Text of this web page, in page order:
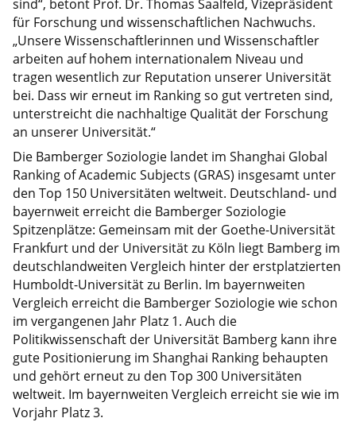
sind“, betont Prof. Dr. Thomas Saalfeld, Vizepräsident
für Forschung und wissenschaftlichen Nachwuchs.
„Unsere Wissenschaftlerinnen und Wissenschaftler
arbeiten auf hohem internationalem Niveau und
tragen wesentlich zur Reputation unserer Universität
bei. Dass wir erneut im Ranking so gut vertreten sind,
unterstreicht die nachhaltige Qualität der Forschung
an unserer Universität.“
Die Bamberger Soziologie landet im Shanghai Global
Ranking of Academic Subjects (GRAS) insgesamt unter
den Top 150 Universitäten weltweit. Deutschland- und
bayernweit erreicht die Bamberger Soziologie
Spitzenplätze: Gemeinsam mit der Goethe-Universität
Frankfurt und der Universität zu Köln liegt Bamberg im
deutschlandweiten Vergleich hinter der erstplatzierten
Humboldt-Universität zu Berlin. Im bayernweiten
Vergleich erreicht die Bamberger Soziologie wie schon
im vergangenen Jahr Platz 1. Auch die
Politikwissenschaft der Universität Bamberg kann ihre
gute Positionierung im Shanghai Ranking behaupten
und gehört erneut zu den Top 300 Universitäten
weltweit. Im bayernweiten Vergleich erreicht sie wie im
Vorjahr Platz 3.